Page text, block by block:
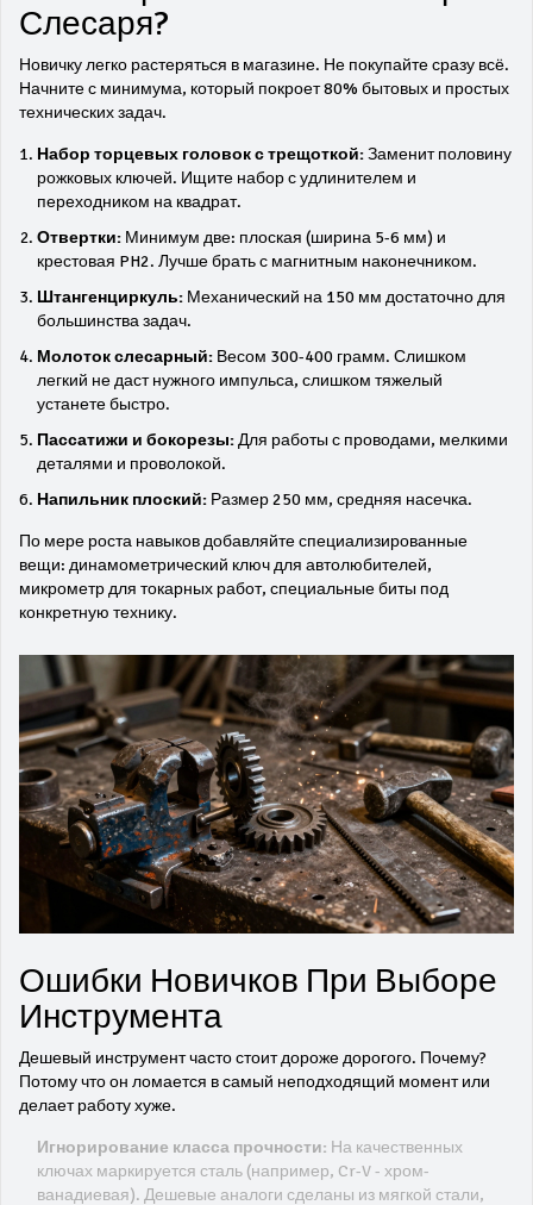
Слесаря?
Новичку легко растеряться в магазине. Не покупайте сразу всё.
Начните с минимума, который покроет 80% бытовых и простых
технических задач.
Набор торцевых головок с трещоткой:Заменит половину
рожковых ключей. Ищите набор с удлинителем и
переходником на квадрат.
Отвертки: Минимум две: плоская (ширина 5-6 мм) и
крестовая PH2. Лучше брать с магнитным наконечником.
Штангенциркуль: Механический на 150 мм достаточно для
большинства задач.
Молоток слесарный: Весом 300-400 грамм. Слишком
легкий не даст нужного импульса, слишком тяжелый
устанете быстро.
Пассатижи и бокорезы:Для работы с проводами, мелкими
деталями и проволокой.
Напильник плоский: Размер 250 мм, средняя насечка.
По мере роста навыков добавляйте специализированные
вещи: динамометрический ключ для автолюбителей,
микрометр для токарных работ, специальные биты под
конкретную технику.
Ошибки Новичков При Выборе
Инструмента
Дешевый инструмент часто стоит дороже дорогого. Почему?
Потому что он ломается в самый неподходящий момент или
делает работу хуже.
Игнорирование класса прочности: На качественных
ключах маркируется сталь (например, Cr-V - хром-
ванадиевая). Дешевые аналоги сделаны из мягкой стали,